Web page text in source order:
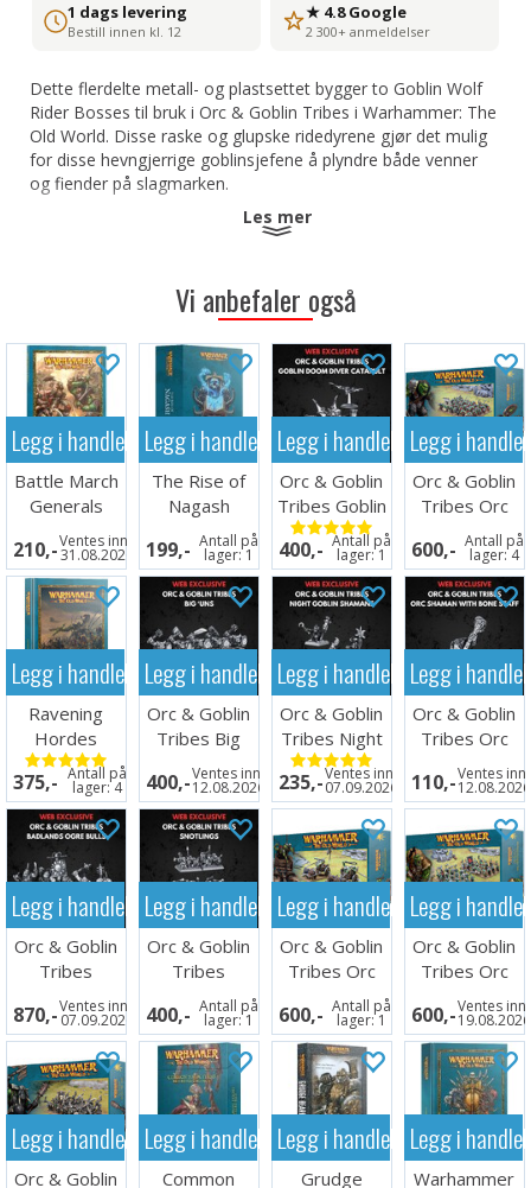
1 dags levering
Bestill innen kl. 12
★ 4.8 Google
2 300+ anmeldelser
Dette flerdelte metall- og plastsettet bygger to Goblin Wolf
Rider Bosses til bruk i Orc & Goblin Tribes i Warhammer: The
Old World. Disse raske og glupske ridedyrene gjør det mulig
for disse hevngjerrige goblinsjefene å plyndre både venner
og fiender på slagmarken.
Dette settet inneholder 6 metall- og 8 plastkomponenter og
Miniatyrene leveres umalte og krever montering.
Les mer
Vi anbefaler også
Legg i handlekurven
Battle March
Generals
Companion
210,-Ventes inn
31.08.2026
Legg i handlekurven
The Rise of
Nagash
(Paperback)
199,- Antall på
lager:1
Legg i handlekurven
Orc & Goblin
Tribes Goblin
Doom Diver
Ca
400,- Antall på
lager:1
Legg i
Orc & Goblin
Tribes Orc
Boyz Mob
600,- Antall på
lager:4
Legg i handlekurven
Ravening
Hordes
375,- Antall på
lager:4
Legg i handlekurven
Orc & Goblin
Tribes Big
Uns
400,-Ventes inn
12.08.2026
Legg i handlekurven
Orc & Goblin
Tribes Night
Goblin
Shamans
235,-Ventes inn
07.09.2026
Legg i
Orc & Goblin
Tribes Orc
Shaman
110,-Ventes inn
12.08.2026
Legg i handlekurven
Orc & Goblin
Tribes
Badlands
Ogre Bulls
870,-Ventes inn
07.09.2026
Legg i handlekurven
Orc & Goblin
Tribes
Snotling
Swarms
400,- Antall på
lager:1
Legg i handlekurven
Orc & Goblin
Tribes Orc
Boar Chariots
600,- Antall på
lager:1
Legg i
Orc & Goblin
Tribes Orc
Boyz & Arrer
Boy
600,-Ventes inn
19.08.2026
Legg i handlekurven
Orc & Goblin
Legg i handlekurven
Common
Legg i handlekurven
Grudge
Legg i
Warhammer